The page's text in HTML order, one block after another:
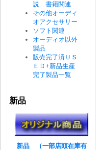
説 書籍関連
その他オーディ
オアクセサリー
ソフト関連
オーディオ以外
製品
販売完了済ＵＳ
ＥＤ+新品生産
完了製品一覧
新品
新品 （一部店頭在庫有